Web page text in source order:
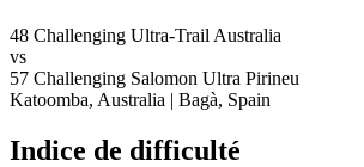
48 Challenging Ultra-Trail Australia
vs
57 Challenging Salomon Ultra Pirineu
Katoomba, Australia | Bagà, Spain
Indice de difficulté